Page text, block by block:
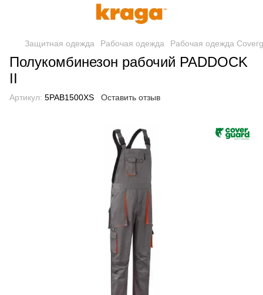
Защитная одежда Рабочая одежда Рабочая одежда
Полукомбинезон рабочий PADDOCK
II
Артикул: 5PAB1500XS Оставить отзыв